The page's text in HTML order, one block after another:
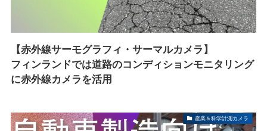
【赤外線サーモグラフィ・サーマルカメラ】
フィンランドでは道路のコンディションモニタリング
に赤外線カメラを活用
産業＆科学計測カメラ